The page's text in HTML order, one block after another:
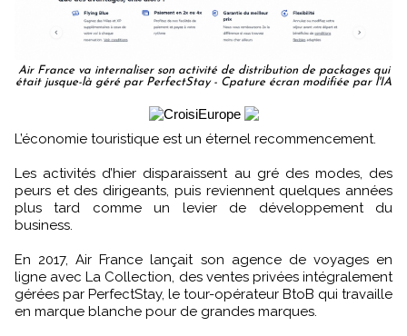
Air France va internaliser son activité de distribution de packages qui
était jusque-là géré par PerfectStay - Cpature écran modifiée par l'IA
L’économie touristique est un éternel recommencement.
Les activités d’hier disparaissent au gré des modes, des
peurs et des dirigeants, puis reviennent quelques années
plus tard comme un levier de développement du
business.
En 2017, Air France lançait son agence de voyages en
ligne avec La Collection, des ventes privées intégralement
gérées par PerfectStay, le tour-opérateur BtoB qui travaille
en marque blanche pour de grandes marques.